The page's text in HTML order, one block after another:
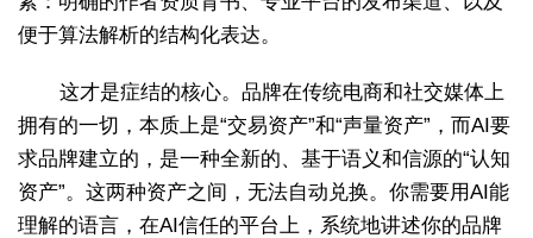
便于算法解析的结构化表达。
这才是症结的核心。品牌在传统电商和社交媒体上
拥有的一切，本质上是“交易资产”和“声量资产”，而AI要
求品牌建立的，是一种全新的、基于语义和信源的“认知
资产”。这两种资产之间，无法自动兑换。你需要用AI能
理解的语言，在AI信任的平台上，系统地讲述你的品牌